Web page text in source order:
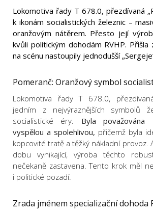
Lokomotiva řady T 678.0, přezdívaná
k ikonám socialistických železnic –
oranžovým nátěrem. Přesto její
kvůli politickým dohodám RVHP.
na scénu nastoupily jednodušší
Pomeranč: Oranžový symbol
Lokomotiva řady T 678.0,
jedním z nejvýraznějších symbolů
socialistické éry. Byla považována
vyspělou a spolehlivou, přičemž byla
kopcovité tratě a těžký nákladní provoz.
dobu vynikající, výroba těchto
nečekaně zastavena. Tento krok měl
i politické pozadí.
Zrada jménem specializační dohoda